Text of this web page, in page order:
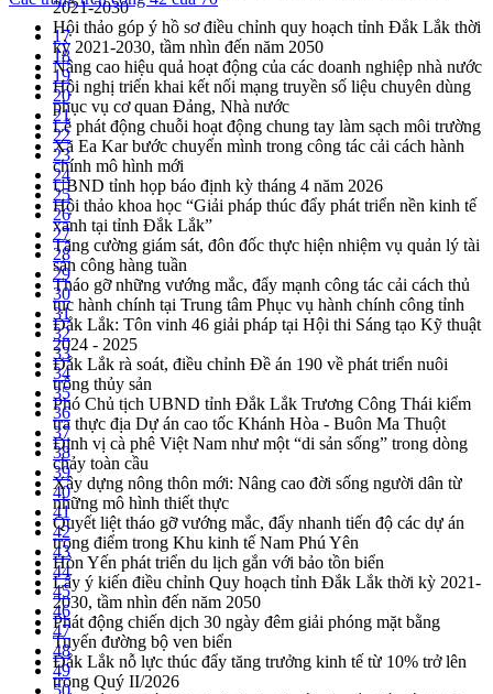
2021-2030
Hội thảo góp ý hồ sơ điều chỉnh quy hoạch tỉnh Đắk Lắk thời
kỳ 2021-2030, tầm nhìn đến năm 2050
Nâng cao hiệu quả hoạt động của các doanh nghiệp nhà nước
Hội nghị triển khai kết nối mạng truyền số liệu chuyên dùng
phục vụ cơ quan Đảng, Nhà nước
Lễ phát động chuỗi hoạt động chung tay làm sạch môi trường
Xã Ea Kar bước chuyển mình trong công tác cải cách hành
chính mô hình mới
UBND tỉnh họp báo định kỳ tháng 4 năm 2026
Hội thảo khoa học “Giải pháp thúc đẩy phát triển nền kinh tế
xanh tại tỉnh Đắk Lắk”
Tăng cường giám sát, đôn đốc thực hiện nhiệm vụ quản lý tài
sản công hàng tuần
Tháo gỡ những vướng mắc, đẩy mạnh công tác cải cách thủ
tục hành chính tại Trung tâm Phục vụ hành chính công tỉnh
Đắk Lắk: Tôn vinh 46 giải pháp tại Hội thi Sáng tạo Kỹ thuật
2024 - 2025
Đắk Lắk rà soát, điều chỉnh Đề án 190 về phát triển nuôi
trồng thủy sản
Phó Chủ tịch UBND tỉnh Đắk Lắk Trương Công Thái kiểm
tra thực địa Dự án cao tốc Khánh Hòa - Buôn Ma Thuột
Định vị cà phê Việt Nam như một “di sản sống” trong dòng
chảy toàn cầu
Xây dựng nông thôn mới: Nâng cao đời sống người dân từ
những mô hình thiết thực
Quyết liệt tháo gỡ vướng mắc, đẩy nhanh tiến độ các dự án
trọng điểm trong Khu kinh tế Nam Phú Yên
Hòn Yến phát triển du lịch gắn với bảo tồn biển
Lấy ý kiến điều chỉnh Quy hoạch tỉnh Đắk Lắk thời kỳ 2021-
2030, tầm nhìn đến năm 2050
Phát động chiến dịch 30 ngày đêm giải phóng mặt bằng
Tuyến đường bộ ven biển
Đắk Lắk nỗ lực thúc đẩy tăng trưởng kinh tế từ 10% trở lên
trong Quý II/2026
17
18
19
20
21
22
23
24
25
26
27
28
29
30
31
32
33
34
35
36
37
38
39
40
41
42
43
44
45
46
47
48
49